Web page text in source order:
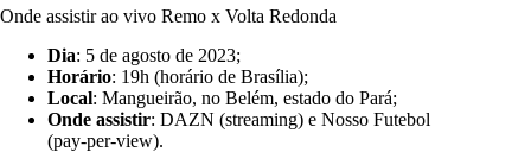
Onde assistir ao vivo Remo x Volta Redonda
Dia: 5 de agosto de 2023;
Horário: 19h (horário de Brasília);
Local: Mangueirão, no Belém, estado do Pará;
Onde assistir: DAZN (streaming) e Nosso Futebol
(pay-per-view).